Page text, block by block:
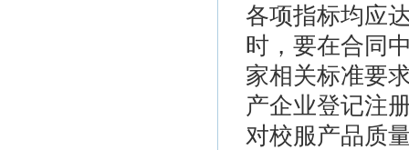
各项指标均应
时，要在合同
家相关标准要
产企业登记注
对校服产品质